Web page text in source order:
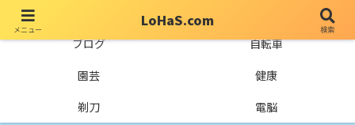
ブログ
自転車
園芸
健康
剃刀
電脳
メニュー
LoHaS.com
検索